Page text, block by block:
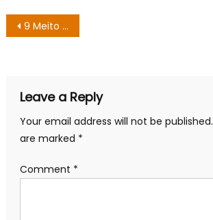
Post
9 Meito dù không phải là kiếm nhưng cũng rất mạnh và nguy hiểm
Leave a Reply
Your email address will not be published.
are marked *
Comment *